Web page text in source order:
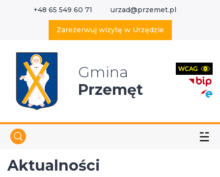
+48 65 549 60 71 urzad@przemet.pl
Zarezerwuj wizytę w Urzędzie
Gmina
Przemęt
☱
Aktualności
Wyszukaj w serwisie